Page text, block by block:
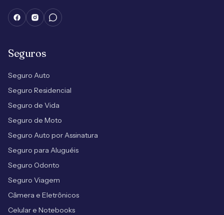
Seguros
Seguro Auto
Seguro Residencial
Seguro de Vida
Seguro de Moto
Seguro Auto por Assinatura
Seguro para Aluguéis
Seguro Odonto
Seguro Viagem
Câmera e Eletrônicos
Celular e Notebooks